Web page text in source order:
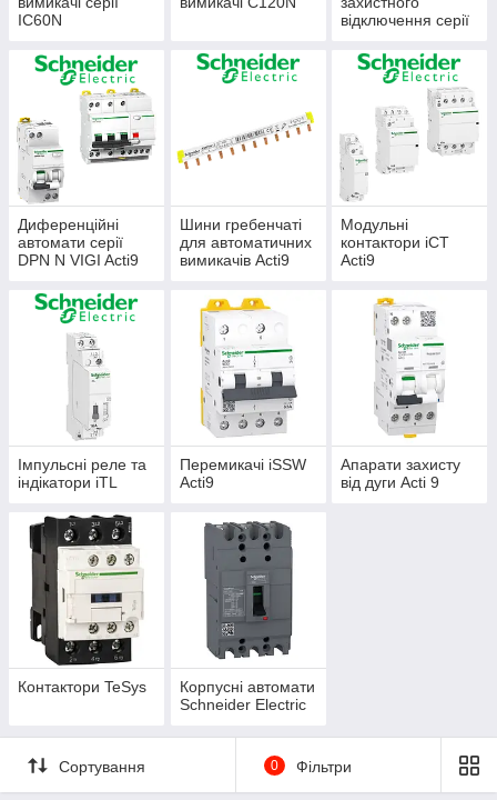
IC60N
відключення серії
Диференційні
автомати серії
DPN N VIGI Acti9
Шини гребенчаті
для автоматичних
вимикачів Acti9
Модульні
контактори iCT
Acti9
Імпульсні реле та
індікатори iTL
Перемикачі iSSW
Acti9
Апарати захисту
від дуги Acti 9
Контактори TeSys
Корпусні автомати
Schneider Electric
Сортування 0 Фільтри